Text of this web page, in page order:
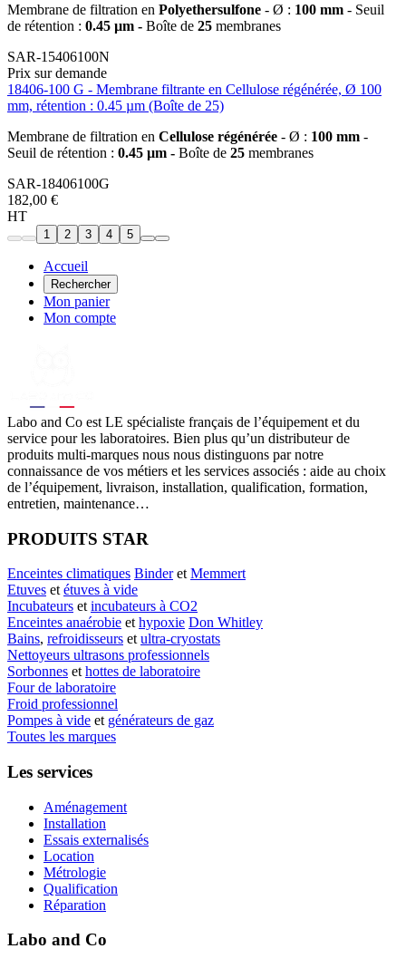
Membrane de filtration en Polyethersulfone - Ø : 100 mm - Seuil
de rétention : 0.45 µm - Boîte de 25 membranes
SAR-15406100N
Prix sur demande
18406-100 G - Membrane filtrante en Cellulose régénérée, Ø 100
mm, rétention : 0.45 µm (Boîte de 25)
Membrane de filtration en Cellulose régénérée - Ø : 100 mm -
Seuil de rétention : 0.45 µm - Boîte de 25 membranes
SAR-18406100G
182,00 €
HT
1 2 3 4 5
Accueil
Rechercher
Mon panier
Mon compte
Labo and Co est LE spécialiste français de l’équipement et du
service pour les laboratoires. Bien plus qu’un distributeur de
produits multi-marques nous nous distinguons par notre
connaissance de vos métiers et les services associés : aide au choix
de l’équipement, livraison, installation, qualification, formation,
entretien, maintenance…
PRODUITS STAR
Enceintes climatiques Binderet Memmert
Etuves et étuves à vide
Incubateurs et incubateurs à CO2
Enceintes anaérobie et hypoxie Don Whitley
Bains, refroidisseurs et ultra-cryostats
Nettoyeurs ultrasons professionnels
Sorbonnes et hottes de laboratoire
Four de laboratoire
Froid professionnel
Pompes à vide et générateurs de gaz
Toutes les marques
Les services
Aménagement
Installation
Essais externalisés
Location
Métrologie
Qualification
Réparation
Labo and Co